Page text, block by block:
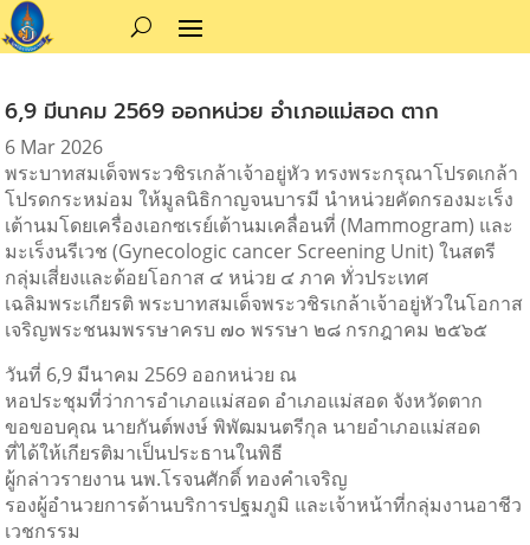
6,9 มีนาคม 2569 ออกหน่วย อำเภอแม่สอด ตาก
6 Mar 2026
พระบาทสมเด็จพระวชิรเกล้าเจ้าอยู่หัว ทรงพระกรุณาโปรดเกล้า
โปรดกระหม่อม ให้มูลนิธิกาญจนบารมี นำหน่วยคัดกรองมะเร็ง
เต้านมโดยเครื่องเอกซเรย์เต้านมเคลื่อนที่ (Mammogram) และ
มะเร็งนรีเวช (Gynecologic cancer Screening Unit) ในสตรี
กลุ่มเสี่ยงและด้อยโอกาส ๔ หน่วย ๔ ภาค ทั่วประเทศ
เฉลิมพระเกียรติ พระบาทสมเด็จพระวชิรเกล้าเจ้าอยู่หัวในโอกาส
เจริญพระชนมพรรษาครบ ๗๐ พรรษา ๒๘ กรกฎาคม ๒๕๖๕
วันที่ 6,9 มีนาคม 2569 ออกหน่วย ณ
หอประชุมที่ว่าการอำเภอแม่สอด อำเภอแม่สอด จังหวัดตาก
ขอขอบคุณ นายกันต์พงษ์ พิพัฒมนตรีกุล นายอำเภอแม่สอด
ที่ได้ให้เกียรติมาเป็นประธานในพิธี
ผู้กล่าวรายงาน นพ.โรจนศักดิ์ ทองคำเจริญ
รองผู้อำนวยการด้านบริการปฐมภูมิ และเจ้าหน้าที่กลุ่มงานอาชีว
เวชกรรม